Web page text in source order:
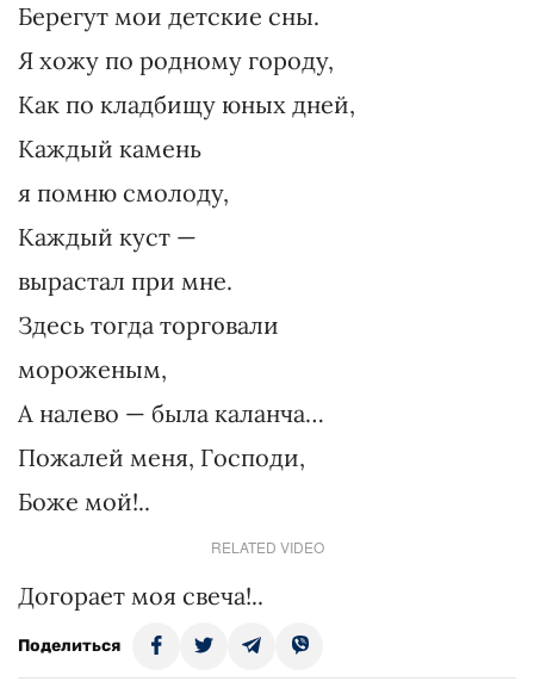
Берегут мои детские сны.
Я хожу по родному городу,
Как по кладбищу юных дней,
Каждый камень
я помню смолоду,
Каждый куст —
вырастал при мне.
Здесь тогда торговали
мороженым,
А налево — была каланча…
Пожалей меня, Господи,
Боже мой!..
RELATED VIDEO
Догорает моя свеча!..
Поделиться